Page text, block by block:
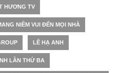
HƯƠNG TV
NIỀM VUI ĐẾN MỌI NHÀ
LÊ HẠ ANH
LẦN THỨ BA